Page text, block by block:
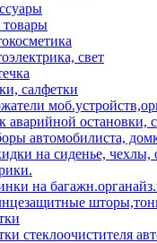
товары
свет
салфетки
аварийной остановки,
автомобилиста,
на сиденье, чехлы,
на
стеклоочистителя